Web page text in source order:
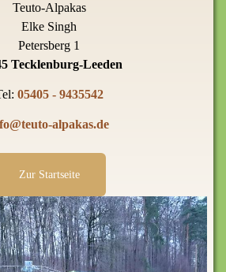
Teuto-Alpakas
Elke Singh
Petersberg 1
Tecklenburg-Leeden
05405 - 9435542
alpakas.de
Zur Startseite